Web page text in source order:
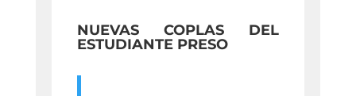
NUEVAS COPLAS DEL
ESTUDIANTE PRESO